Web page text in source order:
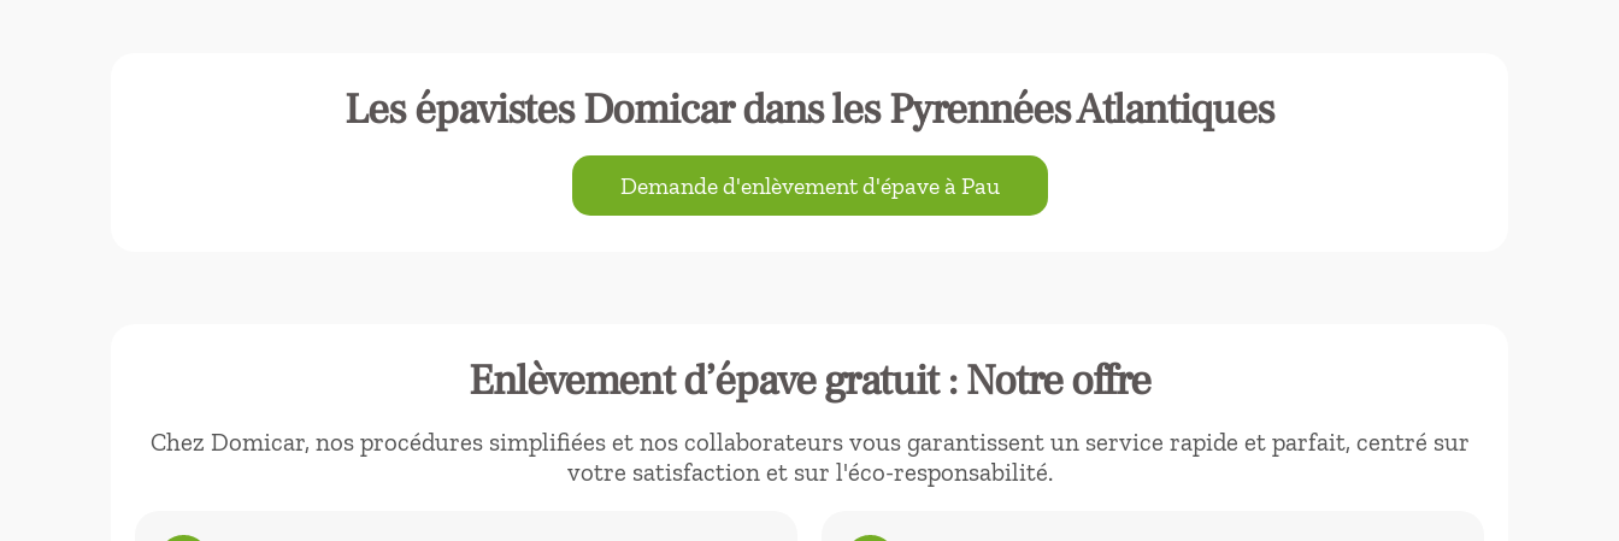
Les épavistes Domicar dans les Pyrennées Atlantiques
Demande d'enlèvement d'épave à Pau
Enlèvement d’épave gratuit : Notre offre
Chez Domicar, nos procédures simplifiées et nos collaborateurs vous garantissent un service rapide et parfait, centré sur
votre satisfaction et sur l'éco-responsabilité.